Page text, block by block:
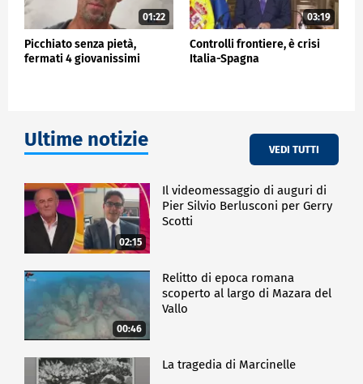
01:22
Picchiato senza pietà,
fermati 4 giovanissimi
03:19
Controlli frontiere, è crisi
Italia-Spagna
Ultime notizie VEDI TUTTI
02:15
Il videomessaggio di auguri di
Pier Silvio Berlusconi per Gerry
Scotti
00:46
Relitto di epoca romana
scoperto al largo di Mazara del
Vallo
La tragedia di Marcinelle